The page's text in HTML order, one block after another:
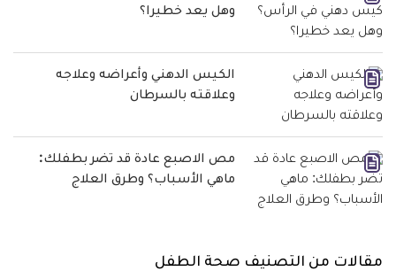
وهل يعد خطيرا؟
الكيس الدهني وأعراضه وعلاجه
وعلاقته بالسرطان
مص الاصبع عادة قد تضر بطفلك:
ماهي الأسباب؟ وطرق العلاج
مقالات من التصنيف صحة الطفل